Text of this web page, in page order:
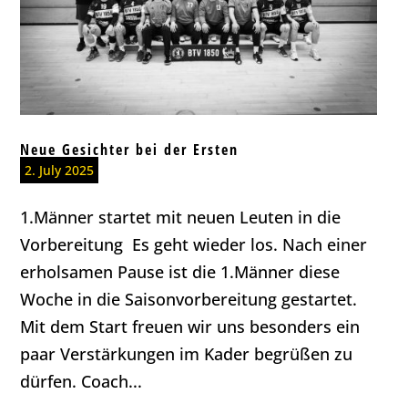
Neue Gesichter bei der Ersten
2. July 2025
1.Männer startet mit neuen Leuten in die
Vorbereitung Es geht wieder los. Nach einer
erholsamen Pause ist die 1.Männer diese
Woche in die Saisonvorbereitung gestartet.
Mit dem Start freuen wir uns besonders ein
paar Verstärkungen im Kader begrüßen zu
dürfen. Coach...